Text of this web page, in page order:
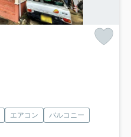
エアコン
バルコニー